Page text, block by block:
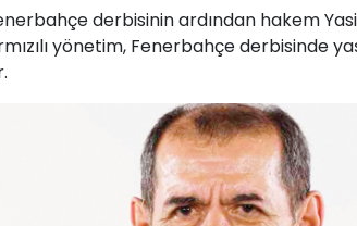
derbisinin ardından hakem
yönetim, Fenerbahçe derbisinde